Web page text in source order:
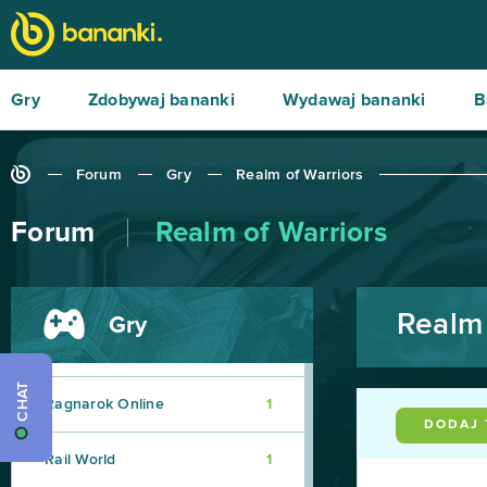
Gry Zdobywaj bananki Wydawaj bananki
Forum Gry Realm of Warriors
Forum Realm of Warriors
DODAJ
Gry
Magic The Gathering Arena
Mars Tomorrow 1
Nemexia 1
Online Football Manager 1
Otherland 1
PokeWars
Quake Champions
Ragnarok Online 1
Rail World 1
CHAT